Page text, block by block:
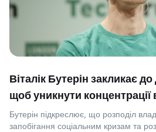
Віталік Бутерін закликає до
щоб уникнути концентрації
Бутерін підкреслює, що розподіл
запобігання соціальним кризам та